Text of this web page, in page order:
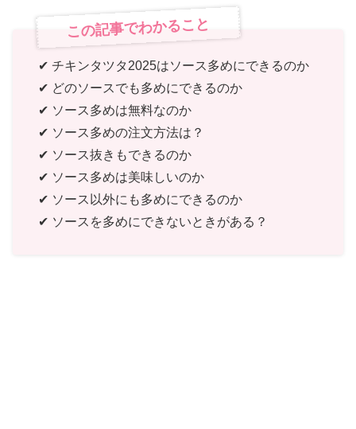
この記事でわかること
✔ チキンタツタ2025はソース多めにできるのか
✔ どのソースでも多めにできるのか
✔ ソース多めは無料なのか
✔ ソース多めの注文方法は？
✔ ソース抜きもできるのか
✔ ソース多めは美味しいのか
✔ ソース以外にも多めにできるのか
✔ ソースを多めにできないときがある？